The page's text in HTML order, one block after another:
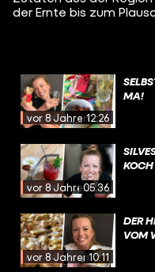
der Ernte bis zum
vor 8 Jahren12:26
MA!
vor 8 Jahren05:36
vor 8 Jahren10:11
DER
VOM